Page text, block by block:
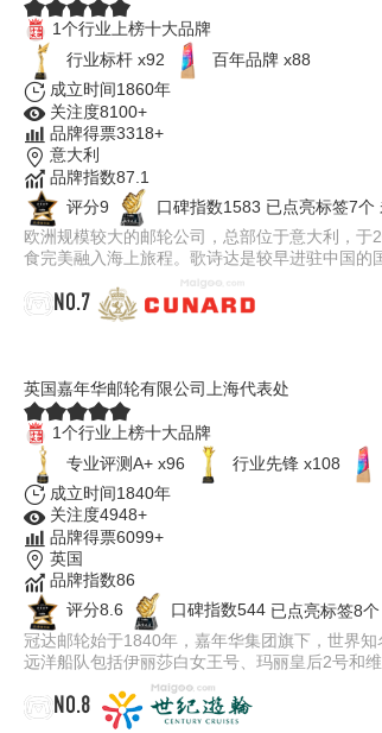
1个行业上榜十大品牌
行业标杆 x92
百年品牌 x88
成立时间1860年
关注度8100+
品牌得票3318+
意大利
品牌指数87.1
评分9
口碑指数1583 已点亮标签7个
欧洲规模较大的邮轮公司，总部位于意大利，
食完美融入海上旅程。歌诗达是较早进驻中国的
NO.7
英国嘉年华邮轮有限公司上海代表处
1个行业上榜十大品牌
专业评测A+ x96
行业先锋 x108
成立时间1840年
关注度4948+
品牌得票6099+
英国
品牌指数86
评分8.6
口碑指数544 已点亮标签8个
冠达邮轮始于1840年，嘉年华集团旗下，世界
远洋船队包括伊丽莎白女王号、玛丽皇后2号和
NO.8